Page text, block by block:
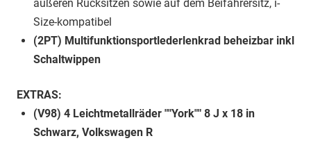
äußeren Rücksitzen sowie auf dem Beifahrersitz, i-
Size-kompatibel
(2PT) Multifunktionsportlederlenkrad beheizbar inkl
Schaltwippen
EXTRAS:
(V98) 4 Leichtmetallräder ""York"" 8 J x 18 in
Schwarz, Volkswagen R